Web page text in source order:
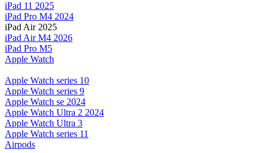
iPad 11 2025
iPad Pro M4 2024
iPad Air 2025
iPad Air M4 2026
iPad Pro M5
Apple Watch
Apple Watch series 10
Apple Watch series 9
Apple Watch se 2024
Apple Watch Ultra 2 2024
Apple Watch Ultra 3
Apple Watch series 11
Airpods